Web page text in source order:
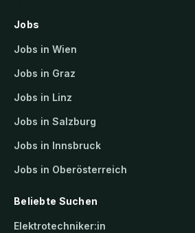
Jobs
Jobs in Wien
Jobs in Graz
Jobs in Linz
Jobs in Salzburg
Jobs in Innsbruck
Jobs in Oberösterreich
Beliebte Suchen
Elektrotechniker:in